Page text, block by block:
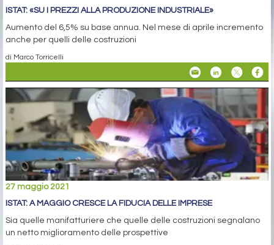
ISTAT: «SU I PREZZI ALLA PRODUZIONE INDUSTRIALE»
Aumento del 6,5% su base annua. Nel mese di aprile incremento
anche per quelli delle costruzioni
di Marco Torricelli
27 maggio 2021
ISTAT: A MAGGIO CRESCE LA FIDUCIA DELLE IMPRESE
Sia quelle manifatturiere che quelle delle costruzioni segnalano
un netto miglioramento delle prospettive